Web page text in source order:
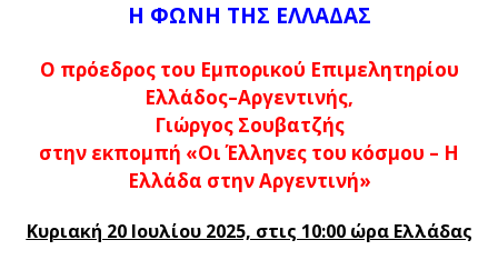
Η ΦΩΝΗ ΤΗΣ ΕΛΛΑΔΑΣ
Ο πρόεδρος του Εμπορικού Επιμελητηρίου
Ελλάδος–Αργεντινής,
Γιώργος Σουβατζής
στην εκπομπή «Οι Έλληνες του κόσμου – Η
Ελλάδα στην Αργεντινή»
Κυριακή 20 Ιουλίου 2025, στις 10:00 ώρα Ελλάδας